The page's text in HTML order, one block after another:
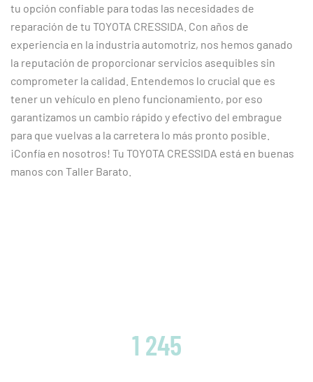
tu opción confiable para todas las necesidades de
reparación de tu TOYOTA CRESSIDA. Con años de
experiencia en la industria automotriz, nos hemos ganado
la reputación de proporcionar servicios asequibles sin
comprometer la calidad. Entendemos lo crucial que es
tener un vehículo en pleno funcionamiento, por eso
garantizamos un cambio rápido y efectivo del embrague
para que vuelvas a la carretera lo más pronto posible.
¡Confía en nosotros! Tu TOYOTA CRESSIDA está en buenas
manos con Taller Barato.
1 245